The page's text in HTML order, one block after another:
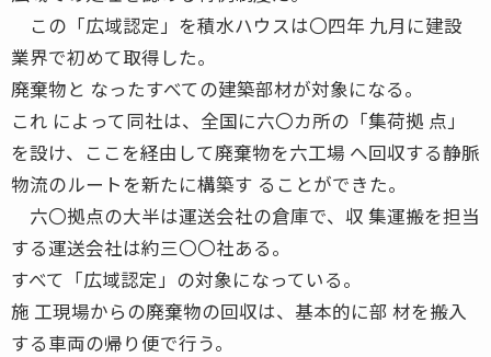
この「広域認定」を積水ハウスは〇四年 九月に建設
業界で初めて取得した。
廃棄物と なったすべての建築部材が対象になる。
これ によって同社は、全国に六〇カ所の「集荷拠 点」
を設け、ここを経由して廃棄物を六工場 へ回収する静脈
物流のルートを新たに構築す ることができた。
六〇拠点の大半は運送会社の倉庫で、収 集運搬を担当
する運送会社は約三〇〇社ある。
すべて「広域認定」の対象になっている。
施 工現場からの廃棄物の回収は、基本的に部 材を搬入
する車両の帰り便で行う。